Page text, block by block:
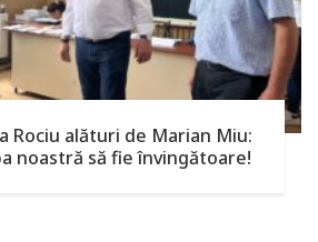
Rociu alături de Marian Miu:
noastră să fie învingătoare!